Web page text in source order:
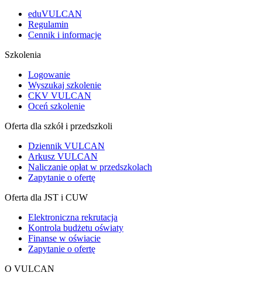
eduVULCAN
Regulamin
Cennik i informacje
Szkolenia
Logowanie
Wyszukaj szkolenie
CKV VULCAN
Oceń szkolenie
Oferta dla szkół i przedszkoli
Dziennik VULCAN
Arkusz VULCAN
Naliczanie opłat w przedszkolach
Zapytanie o ofertę
Oferta dla JST i CUW
Elektroniczna rekrutacja
Kontrola budżetu oświaty
Finanse w oświacie
Zapytanie o ofertę
O VULCAN